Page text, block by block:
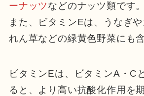
ーナッツなどのナッツ類です。
また、ビタミンEは、うなぎ
れん草などの緑黄色野菜にも
ビタミンEは、ビタミンA・C
ると、より高い抗酸化作用を